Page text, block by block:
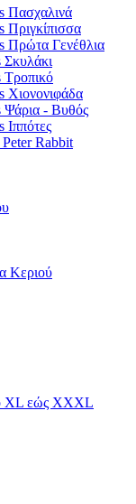
Πασχαλινά
Πρώτα Γενέθλια
- Βυθός
Rabbit
Κεριού
XL εώς XXXL